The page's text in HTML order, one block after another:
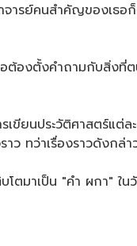
รย์คนสำคัญของเธอก็
อต้องตั้งคำถามกับสิ่งที่
ขียนประวัติศาสตร์แต่
ว ทว่าเรื่องราวดังก
โตมาเป็น "คำ ผกา" ใน